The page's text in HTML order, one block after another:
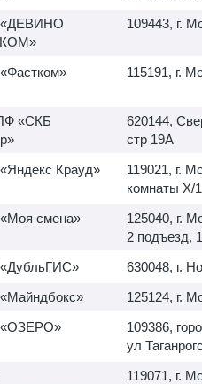
109443, г.
115191, г.
«СКБ
620144,
стр 19А
Крауд»
119021, г.
комнаты X/1
смена»
125040, г.
2 подъезд,
630048, г.
125124, г.
109386,
ул
119071, г.